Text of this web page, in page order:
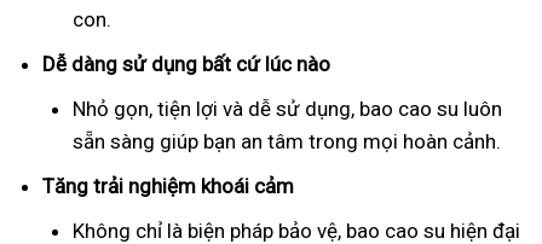
con.
Dễ dàng sử dụng bất cứ lúc nào
Nhỏ gọn, tiện lợi và dễ sử dụng, bao cao su luôn
sẵn sàng giúp bạn an tâm trong mọi hoàn cảnh.
Tăng trải nghiệm khoái cảm
Không chỉ là biện pháp bảo vệ, bao cao su hiện đại